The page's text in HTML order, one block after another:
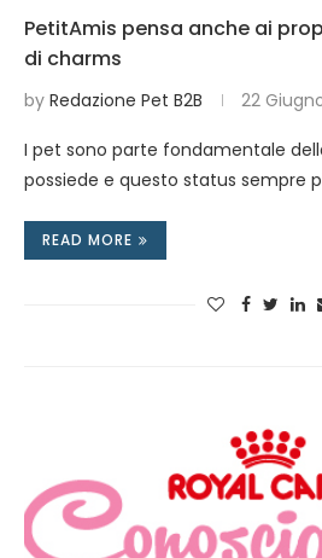
PetitAmis pensa anche ai
di charms
by Redazione Pet B2B 22
I pet sono parte fondamentale
possiede e questo status sempre
READ MORE